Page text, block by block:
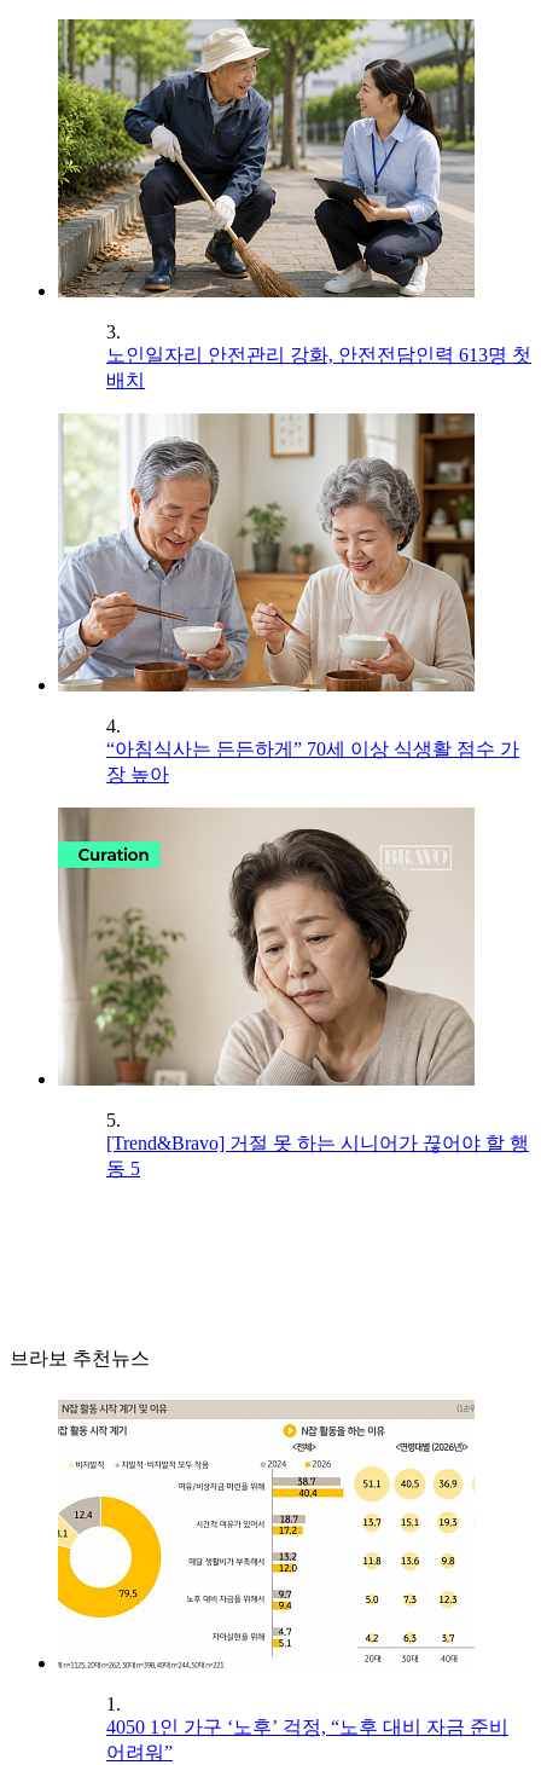
3.
노인일자리 안전관리 강화, 안전전담인력 613명 첫
배치
4.
“아침식사는 든든하게” 70세 이상 식생활 점수 가
장 높아
5.
[Trend&Bravo] 거절 못 하는 시니어가 끊어야 할 행
동 5
브라보 추천뉴스
1.
4050 1인 가구 ‘노후’ 걱정, “노후 대비 자금 준비
어려워”